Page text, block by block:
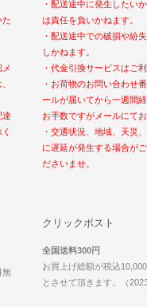
た
達
・配送途中に発生したい
は責任を負いかねます。
・配送途中での破損や紛
しかねます。
・代金引換サービスはご
・お荷物のお問い合わせ
ールが届いてから一週間
お手数ですがメールにて
・交通状況、地域、天災
に遅延が発生する場合が
ださいませ。
無
クリックポスト
全国送料300円
お買上げ総額が税込
とさせて頂きます。（